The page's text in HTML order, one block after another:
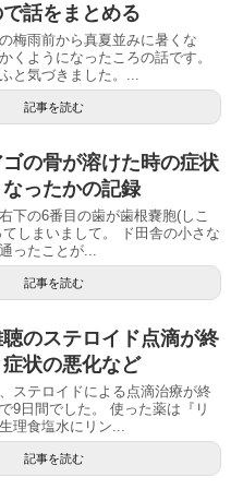
話をまとめる
梅雨前から真夏並みに暑くな
くようになったころの話です。
と気づきました。...
記事を読む
の骨が溶けた時の症状
ったかの記録
下の6番目の歯が歯根嚢胞(しこ
しまいまして。 ド田舎の小さな
ったことが...
記事を読む
のステロイド点滴が終
状の悪化など
ステロイドによる点滴治療が終
9日間でした。 使った薬は『リ
理食塩水にリン...
記事を読む